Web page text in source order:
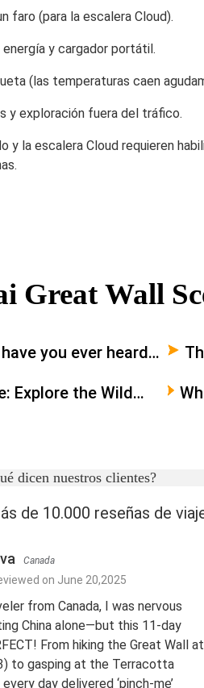
faro (para la escalera Cloud).
y cargador portátil.
(las temperaturas caen
y exploración fuera del tráfico.
y la escalera Cloud requieren
Great Wall
you ever heard
Explore the Wild
dicen nuestros clientes?
de 10.000 reseñas de
Canada
on June 20,2025
from Canada, I was nervous
China alone—but this 11-day
From hiking the Great Wall at
to gasping at the Terracotta
day delivered ‘pinch-me’